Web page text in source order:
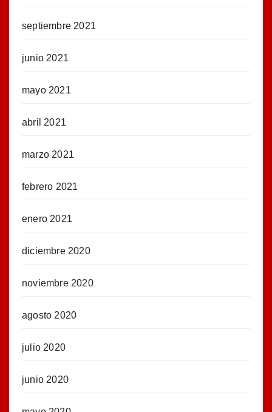
septiembre 2021
junio 2021
mayo 2021
abril 2021
marzo 2021
febrero 2021
enero 2021
diciembre 2020
noviembre 2020
agosto 2020
julio 2020
junio 2020